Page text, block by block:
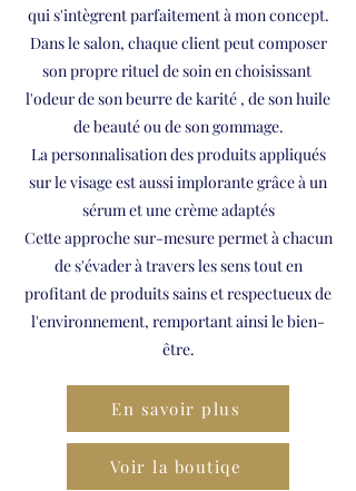
qui s'intègrent parfaitement à mon concept.
Dans le salon, chaque client peut composer
son propre rituel de soin en choisissant
l'odeur de son beurre de karité , de son huile
de beauté ou de son gommage.
La personnalisation des produits appliqués
sur le visage est aussi implorante grâce à un
sérum et une crème adaptés
Cette approche sur-mesure permet à chacun
de s'évader à travers les sens tout en
profitant de produits sains et respectueux de
l'environnement, remportant ainsi le bien-
être.
En savoir plus
Voir la boutiqe